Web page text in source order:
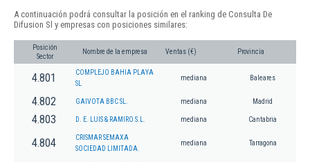
A continuación podrá consultar la posición en el ranking de Consulta De
Difusion Sl y empresas con posiciones similares:
Posición
Sector
Nombre de la empresa Ventas (€) Provincia
4.801
COMPLEJO BAHIA PLAYA
SL
mediana Baleares
4.802 GAIVOTA BBC SL. mediana Madrid
4.803 D. E. LUIS & RAMIRO S.L. mediana Cantabria
4.804
CRISMAR SEMAXA
SOCIEDAD LIMITADA.
mediana Tarragona